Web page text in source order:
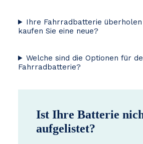
Ihre Fahrradbatterie
kaufen Sie eine neue?
Welche sind die Optionen für
Fahrradbatterie?
Ist Ihre Batterie
aufgelistet?